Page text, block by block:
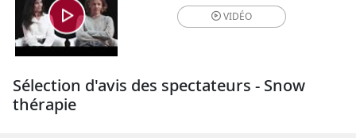
VIDÉO
Sélection d'avis des spectateurs - Snow
thérapie